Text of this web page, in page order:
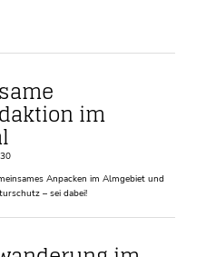
im
Anpacken im Almgebiet und
– sei dabei!